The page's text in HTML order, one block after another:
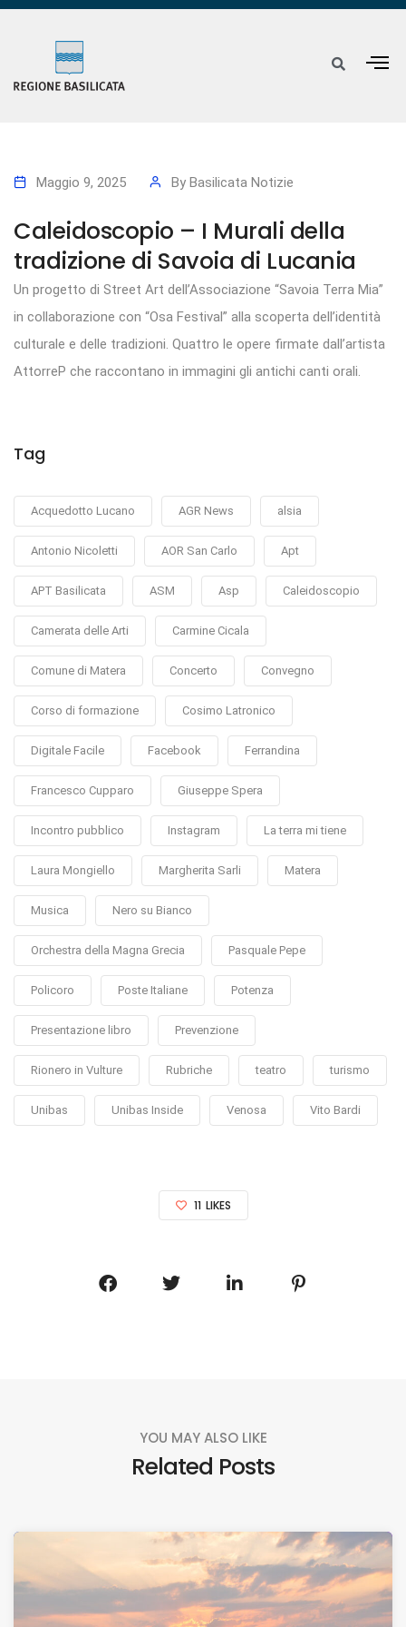
Maggio 9, 2025 By Basilicata Notizie
Caleidoscopio – I Murali della
tradizione di Savoia di Lucania
Un progetto di Street Art dell’Associazione “Savoia Terra Mia”
in collaborazione con “Osa Festival” alla scoperta dell’identità
culturale e delle tradizioni. Quattro le opere firmate dall’artista
AttorreP che raccontano in immagini gli antichi canti orali.
Tag
Acquedotto Lucano AGR News alsia
Antonio Nicoletti AOR San Carlo Apt
APT Basilicata ASM Asp Caleidoscopio
Camerata delle Arti Carmine Cicala
Comune di Matera Concerto Convegno
Corso di formazione Cosimo Latronico
Digitale Facile Facebook Ferrandina
Francesco Cupparo Giuseppe Spera
Incontro pubblico Instagram La terra mi tiene
Laura Mongiello Margherita Sarli Matera
Musica Nero su Bianco
Orchestra della Magna Grecia Pasquale Pepe
Policoro Poste Italiane Potenza
Presentazione libro Prevenzione
Rionero in Vulture Rubriche teatro turismo
Unibas Unibas Inside Venosa Vito Bardi
11 LIKES
YOU MAY ALSO LIKE
Related Posts